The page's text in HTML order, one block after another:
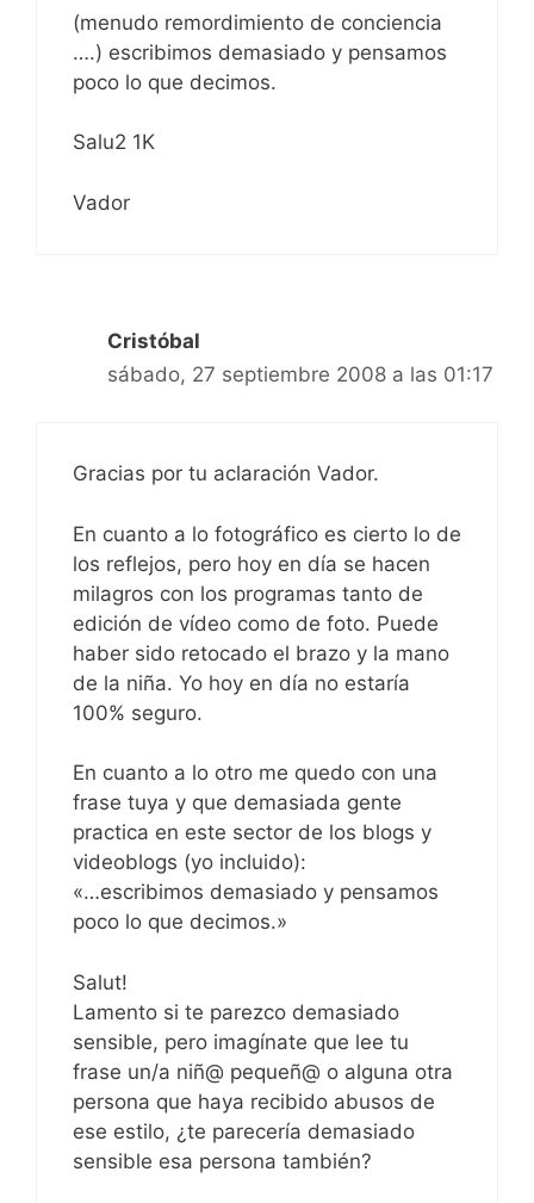
(menudo remordimiento de conciencia
….) escribimos demasiado y pensamos
poco lo que decimos.
Salu2 1K
Vador
Cristóbal
sábado, 27 septiembre 2008 a las 01:17
Gracias por tu aclaración Vador.
En cuanto a lo fotográfico es cierto lo de
los reflejos, pero hoy en día se hacen
milagros con los programas tanto de
edición de vídeo como de foto. Puede
haber sido retocado el brazo y la mano
de la niña. Yo hoy en día no estaría
100% seguro.
En cuanto a lo otro me quedo con una
frase tuya y que demasiada gente
practica en este sector de los blogs y
videoblogs (yo incluido):
«…escribimos demasiado y pensamos
poco lo que decimos.»
Salut!
Lamento si te parezco demasiado
sensible, pero imagínate que lee tu
frase un/a niñ@ pequeñ@ o alguna otra
persona que haya recibido abusos de
ese estilo, ¿te parecería demasiado
sensible esa persona también?